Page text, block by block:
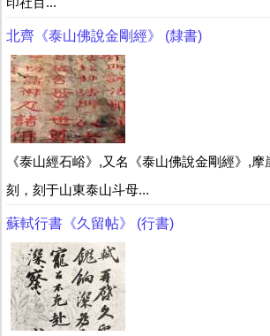
北齊《泰山佛說金剛經》 (隸書)
《泰山經石峪》,又名《泰山佛說金剛經》,
刻，刻于山東泰山斗母...
蘇軾行書《久留帖》 (行書)